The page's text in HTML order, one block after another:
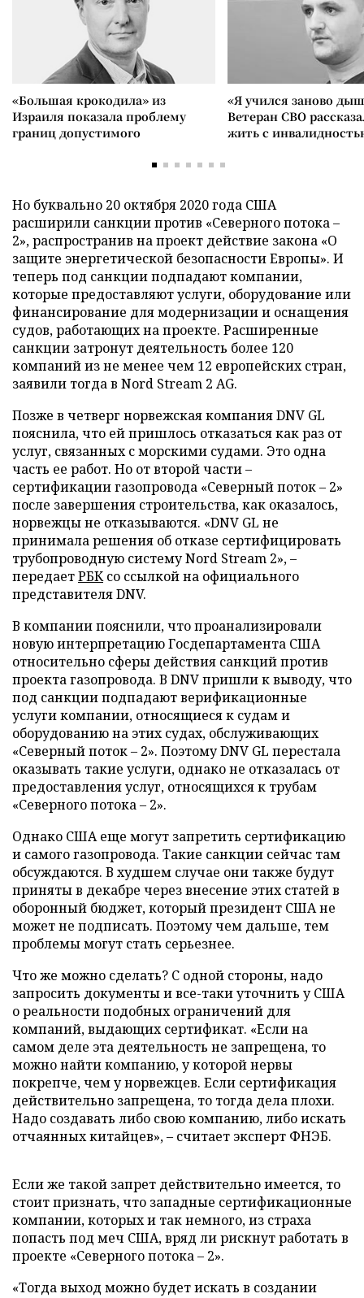
«Большая крокодила» из
Израиля показала проблему
границ допустимого
«Я учился заново
Ветеран СВО
жить с
Но буквально 20 октября 2020 года США
расширили санкции против «Северного потока –
2», распространив на проект действие закона «О
защите энергетической безопасности Европы». И
теперь под санкции подпадают компании,
которые предоставляют услуги, оборудование или
финансирование для модернизации и оснащения
судов, работающих на проекте. Расширенные
санкции затронут деятельность более 120
компаний из не менее чем 12 европейских стран,
заявили тогда в Nord Stream 2 AG.
Позже в четверг норвежская компания DNV GL
пояснила, что ей пришлось отказаться как раз от
услуг, связанных с морскими судами. Это одна
часть ее работ. Но от второй части –
сертификации газопровода «Северный поток – 2»
после завершения строительства, как оказалось,
норвежцы не отказываются. «DNV GL не
принимала решения об отказе сертифицировать
трубопроводную систему Nord Stream 2», –
передаетРБКсо ссылкой на официального
представителя DNV.
В компании пояснили, что проанализировали
новую интерпретацию Госдепартамента США
относительно сферы действия санкций против
проекта газопровода. В DNV пришли к выводу, что
под санкции подпадают верификационные
услуги компании, относящиеся к судам и
оборудованию на этих судах, обслуживающих
«Северный поток – 2». Поэтому DNV GL перестала
оказывать такие услуги, однако не отказалась от
предоставления услуг, относящихся к трубам
«Северного потока – 2».
Однако США еще могут запретить сертификацию
и самого газопровода. Такие санкции сейчас там
обсуждаются. В худшем случае они также будут
приняты в декабре через внесение этих статей в
оборонный бюджет, который президент США не
может не подписать. Поэтому чем дальше, тем
проблемы могут стать серьезнее.
Что же можно сделать? С одной стороны, надо
запросить документы и все-таки уточнить у США
о реальности подобных ограничений для
компаний, выдающих сертификат. «Если на
самом деле эта деятельность не запрещена, то
можно найти компанию, у которой нервы
покрепче, чем у норвежцев. Если сертификация
действительно запрещена, то тогда дела плохи.
Надо создавать либо свою компанию, либо искать
отчаянных китайцев», – считает эксперт ФНЭБ.
Если же такой запрет действительно имеется, то
стоит признать, что западные сертификационные
компании, которых и так немного, из страха
попасть под меч США, вряд ли рискнут работать в
проекте «Северного потока – 2».
«Тогда выход можно будет искать в создании